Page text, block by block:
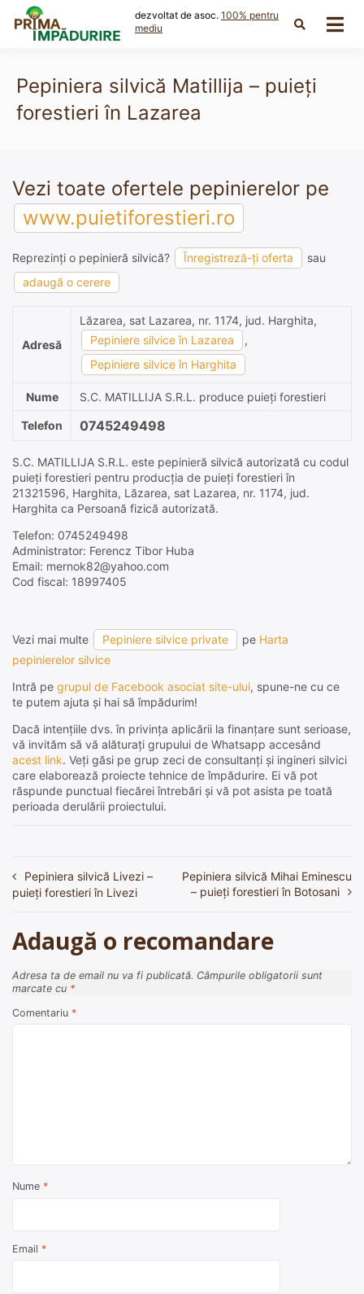
content
dezvoltat de asoc. 100% pentru
mediu
Pepiniera silvică Matillija – puieți
forestieri în Lazarea
Vezi toate ofertele pepinierelor pe
www.puietiforestieri.ro
Reprezinți o pepinieră silvică? Înregistreză-ți oferta
sau
adaugă o cerere
Adresă
Lăzarea, sat Lazarea, nr. 1174, jud. Harghita,
Pepiniere silvice în Lazarea
,
Pepiniere silvice în Harghita
Nume S.C. MATILLIJA S.R.L. produce puieți forestieri
Telefon 0745249498
S.C. MATILLIJA S.R.L. este pepinieră silvică autorizată cu codul
puieți forestieri pentru producția de puieți forestieri în
21321596, Harghita, Lăzarea, sat Lazarea, nr. 1174, jud.
Harghita ca Persoană fizică autorizată.
Telefon: 0745249498
Administrator: Ferencz Tibor Huba
Email: mernok82@yahoo.com
Cod fiscal: 18997405
Vezi mai multe Pepiniere silvice private pe Harta
pepinierelor silvice
Intră pe grupul de Facebook asociat site-ului, spune-ne cu ce
te putem ajuta și hai să împădurim!
Dacă intențiile dvs. în privința aplicării la finanțare sunt serioase,
vă invităm să vă alăturați grupului de Whatsapp accesând
acest link. Veți găsi pe grup zeci de consultanți și ingineri silvici
care elaborează proiecte tehnice de împădurire. Ei vă pot
răspunde punctual fiecărei întrebări și vă pot asista pe toată
perioada derulării proiectului.
Navigare
articole
Pepiniera silvică Livezi –
puieți forestieri în Livezi
Pepiniera silvică Mihai Eminescu
– puieți forestieri în Botosani
Adaugă o recomandare
Adresa ta de email nu va fi publicată. Câmpurile obligatorii sunt
marcate cu *
Comentariu *
Nume *
Email *